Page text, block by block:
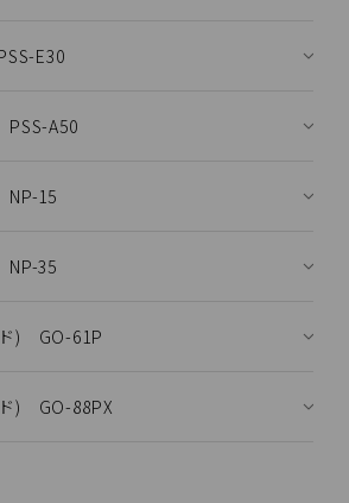
E30
A50
NP-15
NP-35
) GO-61P
) GO-88PX